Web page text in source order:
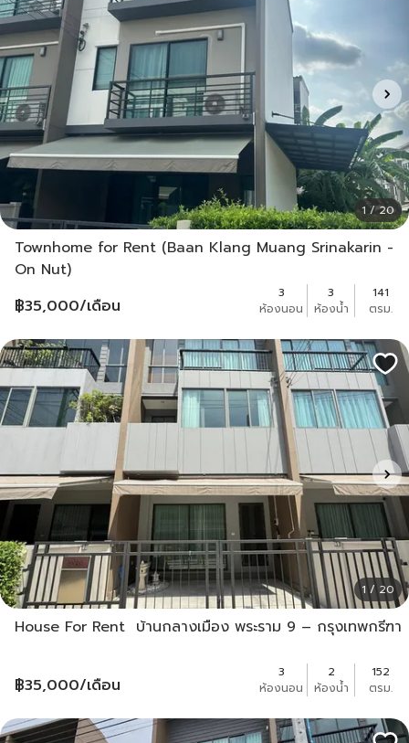
1 / 20
Townhome for Rent (Baan Klang Muang Srinakarin -
On Nut)
฿35,000/เดือน
3
ห้องนอน
3
ห้องน้ำ
141
ตรม.
1 / 20
House For Rent บ้านกลางเมือง พระราม 9 – กรุงเทพกรีฑา
฿35,000/เดือน
3
ห้องนอน
2
ห้องน้ำ
152
ตรม.